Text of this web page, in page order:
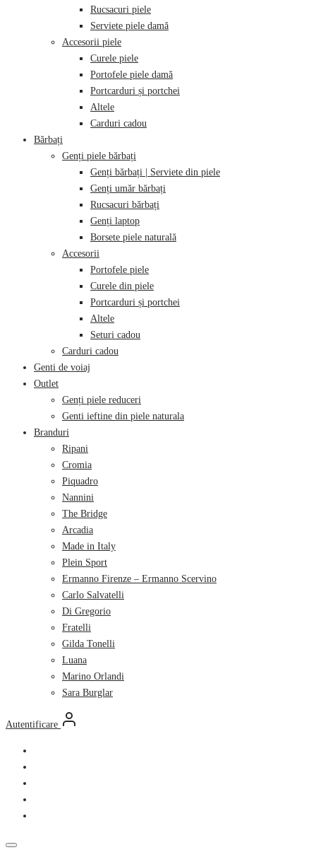
Rucsacuri piele
Serviete piele damă
Accesorii piele
Curele piele
Portofele piele damă
Portcarduri și portchei
Altele
Carduri cadou
Bărbați
Genți piele bărbați
Genți bărbați | Serviete din piele
Genți umăr bărbați
Rucsacuri bărbați
Genți laptop
Borsete piele naturală
Accesorii
Portofele piele
Curele din piele
Portcarduri și portchei
Altele
Seturi cadou
Carduri cadou
Genti de voiaj
Outlet
Genți piele reduceri
Genti ieftine din piele naturala
Branduri
Ripani
Cromia
Piquadro
Nannini
The Bridge
Arcadia
Made in Italy
Plein Sport
Ermanno Firenze – Ermanno Scervino
Carlo Salvatelli
Di Gregorio
Fratelli
Gilda Tonelli
Luana
Marino Orlandi
Sara Burglar
Autentificare